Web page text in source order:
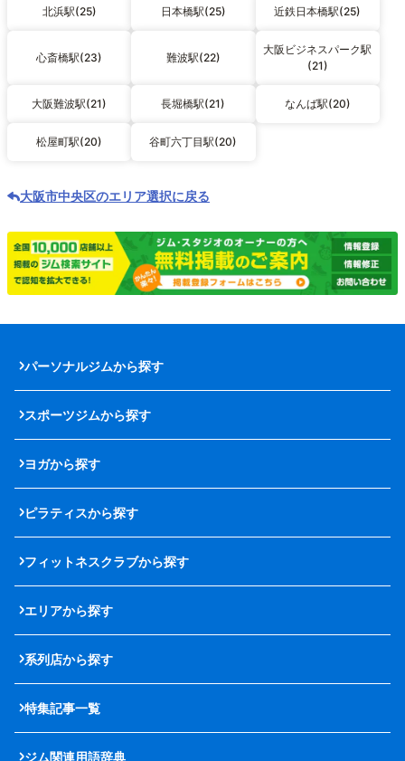
北浜駅(25) 日本橋駅(25) 近鉄日本橋駅(25)
心斎橋駅(23) 難波駅(22)
大阪ビジネスパーク駅
(21)
大阪難波駅(21) 長堀橋駅(21) なんば駅(20)
松屋町駅(20) 谷町六丁目駅(20)
大阪市中央区のエリア選択に戻る
パーソナルジムから探す
スポーツジムから探す
ヨガから探す
ピラティスから探す
フィットネスクラブから探す
エリアから探す
系列店から探す
特集記事一覧
ジム関連用語辞典